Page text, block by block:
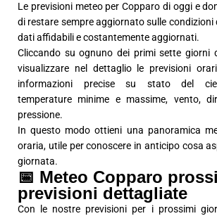
Le previsioni meteo per Copparo di oggi e
di restare sempre aggiornato sulle condizioni
dati affidabili e costantemente aggiornati.
Cliccando su ognuno dei primi sette giorni
visualizzare nel dettaglio le previsioni
informazioni precise su stato del
temperature minime e massime, vento,
pressione.
In questo modo ottieni una panoramica
oraria, utile per conoscere in anticipo cosa
giornata.
📅 Meteo Copparo
previsioni dettagliate
Con le nostre previsioni per i prossimi